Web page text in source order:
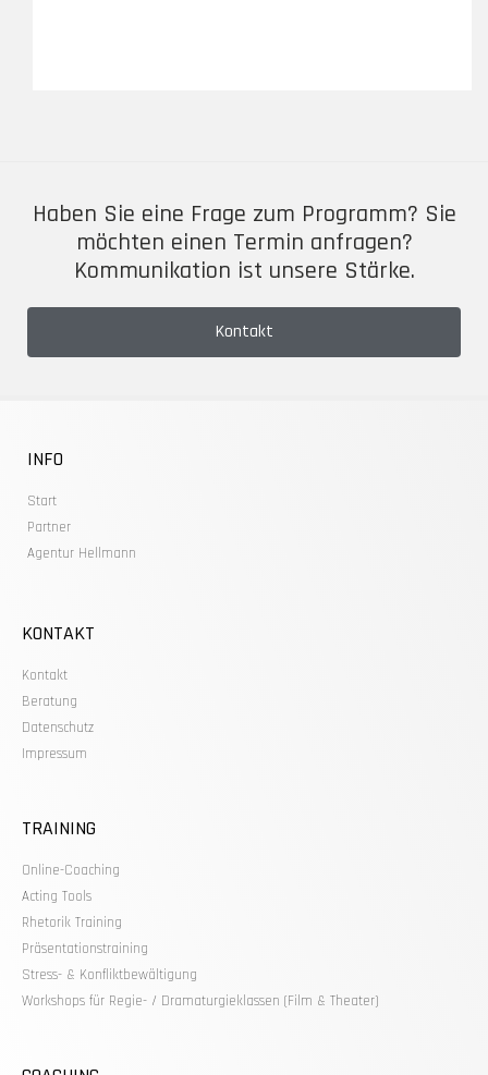
Haben Sie eine Frage zum Programm? Sie
möchten einen Termin anfragen?
Kommunikation ist unsere Stärke.
Kontakt
INFO
Start
Partner
Agentur Hellmann
KONTAKT
Kontakt
Beratung
Datenschutz
Impressum
TRAINING
Online-Coaching
Acting Tools
Rhetorik Training
Präsentationstraining
Stress- & Konfliktbewältigung
Workshops für Regie- / Dramaturgieklassen (Film & Theater)